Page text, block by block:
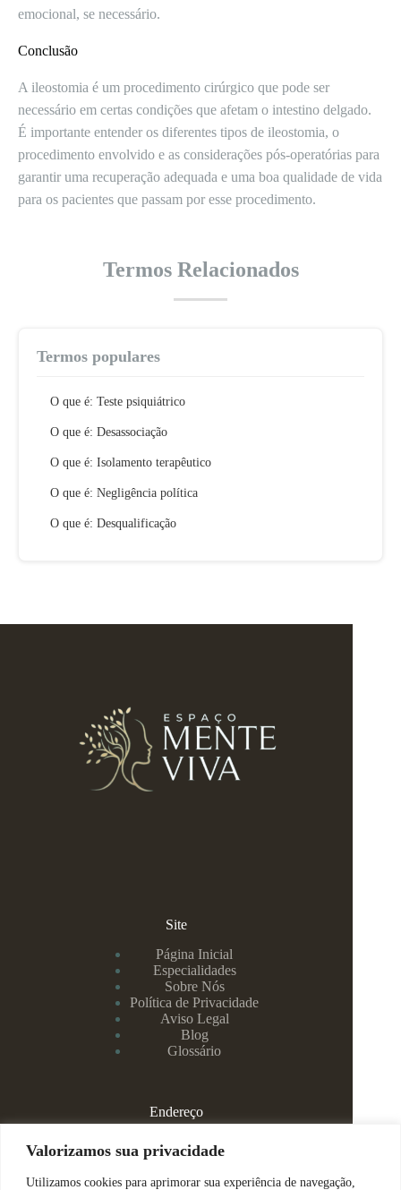
Valorizamos sua privacidade
Utilizamos cookies para aprimorar sua experiência de navegação,
emocional, se necessário.
Conclusão
A ileostomia é um procedimento cirúrgico que pode ser
necessário em certas condições que afetam o intestino delgado.
É importante entender os diferentes tipos de ileostomia, o
procedimento envolvido e as considerações pós-operatórias para
garantir uma recuperação adequada e uma boa qualidade de vida
para os pacientes que passam por esse procedimento.
Termos Relacionados
Termos populares
O que é: Teste psiquiátrico
O que é: Desassociação
O que é: Isolamento terapêutico
O que é: Negligência política
O que é: Desqualificação
Site
Página Inicial
Especialidades
Sobre Nós
Política de Privacidade
Aviso Legal
Blog
Glossário
Endereço
Rua Rei Alberto, 108 / 705 - Centro - Juiz de Fora/MG